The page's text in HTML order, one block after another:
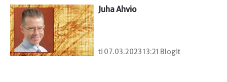
Juha Ahvio
ti 07.03.2023 13:21 Blogit